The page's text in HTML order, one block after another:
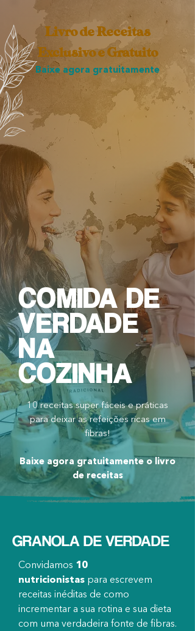
Livro de Receitas
Exclusivo e Gratuito
Baixe agora gratuitamente
COMIDA DE
VERDADE
NA
COZINHA
10 receitas super fáceis e práticas
para deixar as refeições ricas em
fibras!
Baixe agora gratuitamente o livro
de receitas
GRANOLA DE VERDADE
Convidamos 10
nutricionistas para escrevem
receitas inéditas de como
incrementar a sua rotina e sua dieta
com uma verdadeira fonte de fibras.